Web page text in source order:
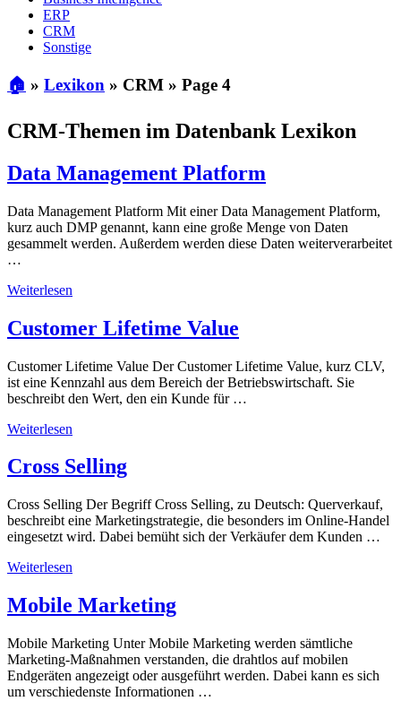
ERP
CRM
Sonstige
🏠 » Lexikon » CRM » Page 4
CRM-Themen im Datenbank Lexikon
Data Management Platform
Data Management Platform Mit einer Data Management Platform,
kurz auch DMP genannt, kann eine große Menge von Daten
gesammelt werden. Außerdem werden diese Daten weiterverarbeitet
…
Weiterlesen
Customer Lifetime Value
Customer Lifetime Value Der Customer Lifetime Value, kurz CLV,
ist eine Kennzahl aus dem Bereich der Betriebswirtschaft. Sie
beschreibt den Wert, den ein Kunde für …
Weiterlesen
Cross Selling
Cross Selling Der Begriff Cross Selling, zu Deutsch: Querverkauf,
beschreibt eine Marketingstrategie, die besonders im Online-Handel
eingesetzt wird. Dabei bemüht sich der Verkäufer dem Kunden …
Weiterlesen
Mobile Marketing
Mobile Marketing Unter Mobile Marketing werden sämtliche
Marketing-Maßnahmen verstanden, die drahtlos auf mobilen
Endgeräten angezeigt oder ausgeführt werden. Dabei kann es sich
um verschiedenste Informationen …